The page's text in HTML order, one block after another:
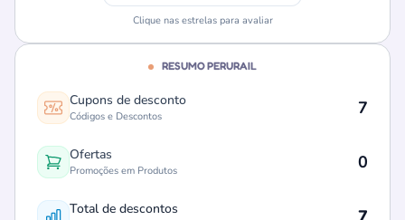
Clique nas estrelas para avaliar
RESUMO PERURAIL
Cupons de desconto
Códigos e Descontos 7
Ofertas
Promoções em Produtos 0
Total de descontos